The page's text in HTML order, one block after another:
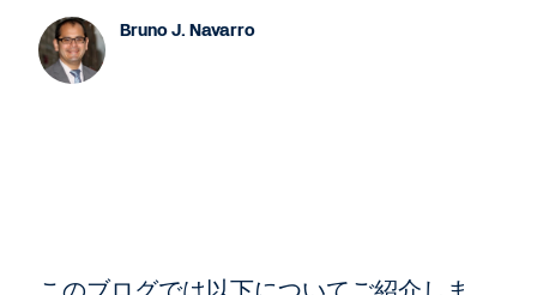
Bruno J. Navarro